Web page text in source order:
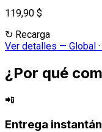
119,90 $
↻ Recarga
Ver detalles — Global
¿Por qué
📲
Entrega